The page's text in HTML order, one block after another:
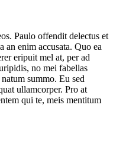
Paulo offendit delectus et
an enim accusata. Quo ea
eripuit mel at, per ad
no mei fabellas
summo. Eu sed
ullamcorper. Pro at
qui te, meis mentitum